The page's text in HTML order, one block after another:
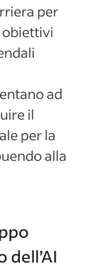
per
obiettivi
ad
il
per la
alla
dell’AI